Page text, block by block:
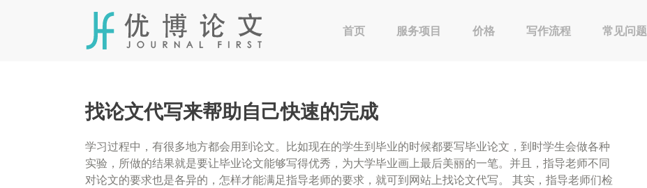
首页 服务项目 价格 写作流程 常见问题
找论文代写来帮助自己快速的完成
学习过程中，有很多地方都会用到论文。比如现在的学生到毕业的时候都要写毕业论文，到时学生会做各种
实验，所做的结果就是要让毕业论文能够写得优秀，为大学毕业画上最后美丽的一笔。并且，指导老师不同
对论文的要求也是各异的，怎样才能满足指导老师的要求，就可到网站上找论文代写。 其实，指导老师们检